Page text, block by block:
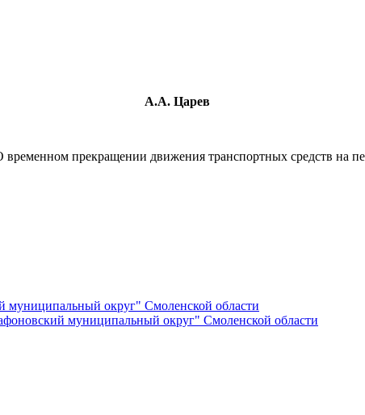
области
А.А. Царев
временном прекращении движения транспортных средств на
муниципальный округ" Смоленской области
муниципальный округ" Смоленской области